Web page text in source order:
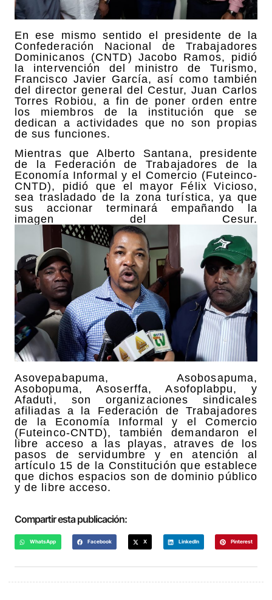
En ese mismo sentido el presidente de la
Confederación Nacional de Trabajadores
Dominicanos (CNTD) Jacobo Ramos, pidió
la intervención del ministro de Turismo,
Francisco Javier García, así como también
del director general del Cestur, Juan Carlos
Torres Robiou, a fin de poner orden entre
los miembros de la institución que se
dedican a actividades que no son propias
de sus funciones.
Mientras que Alberto Santana, presidente
de la Federación de Trabajadores de la
Economía Informal y el Comercio (Futeinco-
CNTD), pidió que el mayor Félix Vicioso,
sea trasladado de la zona turística, ya que
sus accionar terminará empañando la
imagen del Cesur.
Asovepabapuma, Asobosapuma,
Asobopuma, Asoserffa, Asofoplabpu, y
Afaduti, son organizaciones sindicales
afiliadas a la Federación de Trabajadores
de la Economía Informal y el Comercio
(Futeinco-CNTD), también demandaron el
libre acceso a las playas, atraves de los
pasos de servidumbre y en atención al
artículo 15 de la Constitución que establece
que dichos espacios son de dominio público
y de libre acceso.
Compartir esta publicación:
WhatsApp Facebook X LinkedIn Pinterest